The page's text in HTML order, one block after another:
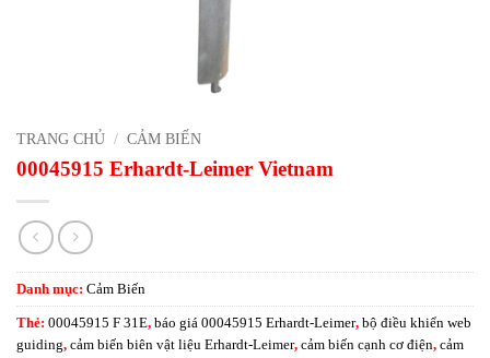
TRANG CHỦ / CẢM BIẾN
00045915 Erhardt-Leimer Vietnam
Danh mục: Cảm Biến
Thẻ: 00045915 F 31E, báo giá 00045915 Erhardt-Leimer, bộ điều khiển web
guiding, cảm biến biên vật liệu Erhardt-Leimer, cảm biến cạnh cơ điện, cảm